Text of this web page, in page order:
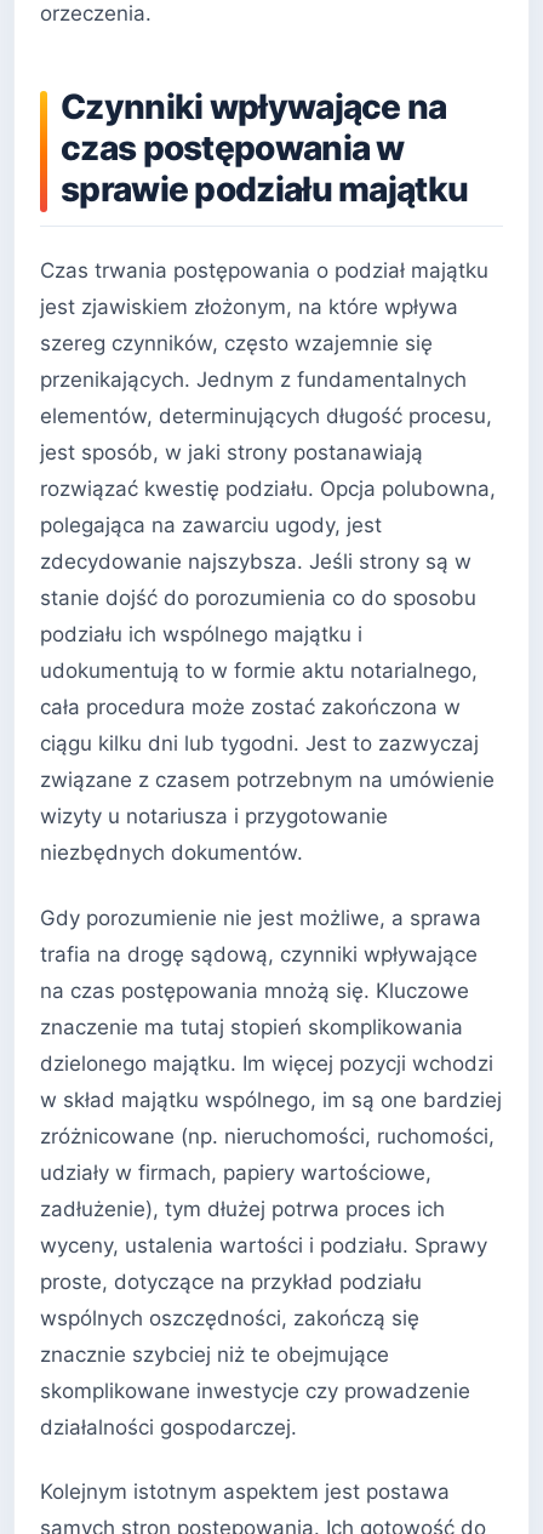
orzeczenia.
Czynniki wpływające na
czas postępowania w
sprawie podziału majątku
Czas trwania postępowania o podział majątku
jest zjawiskiem złożonym, na które wpływa
szereg czynników, często wzajemnie się
przenikających. Jednym z fundamentalnych
elementów, determinujących długość procesu,
jest sposób, w jaki strony postanawiają
rozwiązać kwestię podziału. Opcja polubowna,
polegająca na zawarciu ugody, jest
zdecydowanie najszybsza. Jeśli strony są w
stanie dojść do porozumienia co do sposobu
podziału ich wspólnego majątku i
udokumentują to w formie aktu notarialnego,
cała procedura może zostać zakończona w
ciągu kilku dni lub tygodni. Jest to zazwyczaj
związane z czasem potrzebnym na umówienie
wizyty u notariusza i przygotowanie
niezbędnych dokumentów.
Gdy porozumienie nie jest możliwe, a sprawa
trafia na drogę sądową, czynniki wpływające
na czas postępowania mnożą się. Kluczowe
znaczenie ma tutaj stopień skomplikowania
dzielonego majątku. Im więcej pozycji wchodzi
w skład majątku wspólnego, im są one bardziej
zróżnicowane (np. nieruchomości, ruchomości,
udziały w firmach, papiery wartościowe,
zadłużenie), tym dłużej potrwa proces ich
wyceny, ustalenia wartości i podziału. Sprawy
proste, dotyczące na przykład podziału
wspólnych oszczędności, zakończą się
znacznie szybciej niż te obejmujące
skomplikowane inwestycje czy prowadzenie
działalności gospodarczej.
Kolejnym istotnym aspektem jest postawa
samych stron postępowania. Ich gotowość do